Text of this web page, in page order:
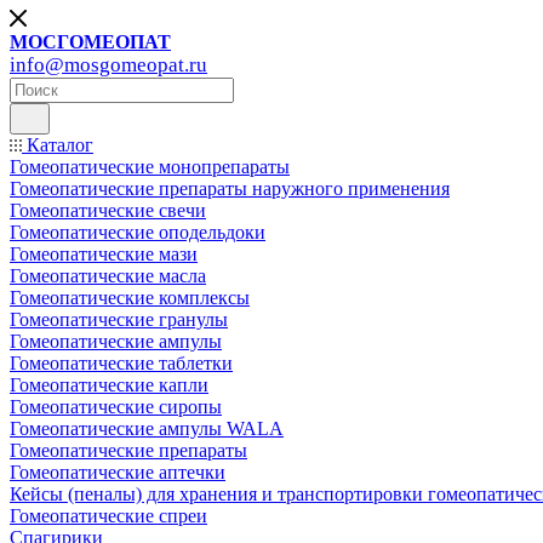
МОСГОМЕОПАТ
info@mosgomeopat.ru
Каталог
Гомеопатические монопрепараты
Гомеопатические препараты наружного применения
Гомеопатические свечи
Гомеопатические оподельдоки
Гомеопатические мази
Гомеопатические масла
Гомеопатические комплексы
Гомеопатические гранулы
Гомеопатические ампулы
Гомеопатические таблетки
Гомеопатические капли
Гомеопатические сиропы
Гомеопатические ампулы WALA
Гомеопатические препараты
Гомеопатические аптечки
Кейсы (пеналы) для хранения и транспортировки
Гомеопатические спреи
Спагирики